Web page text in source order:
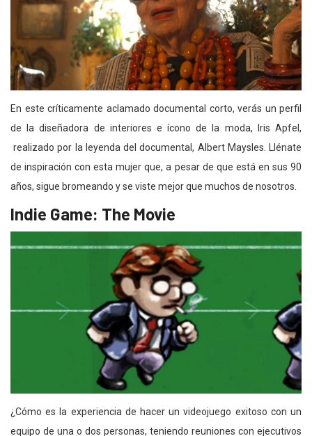
En este críticamente aclamado documental corto, verás un perfil
de la diseñadora de interiores e ícono de la moda, Iris Apfel,
realizado por la leyenda del documental, Albert Maysles. Llénate
de inspiración con esta mujer que, a pesar de que está en sus 90
años, sigue bromeando y se viste mejor que muchos de nosotros.
Indie Game: The Movie
¿Cómo es la experiencia de hacer un videojuego exitoso con un
equipo de una o dos personas, teniendo reuniones con ejecutivos